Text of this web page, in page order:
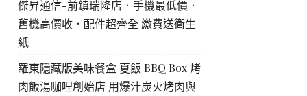
傑昇通信-前鎮瑞隆店．手機最低價．
舊機高價收．配件超齊全 繳費送衛生
紙
羅東隱藏版美味餐盒 夏飯 BBQ Box 烤
肉飯湯咖哩創始店 用爆汁炭火烤肉與